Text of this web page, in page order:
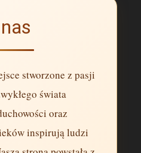
stworzone z pasji
świata
oraz
inspirują ludzi